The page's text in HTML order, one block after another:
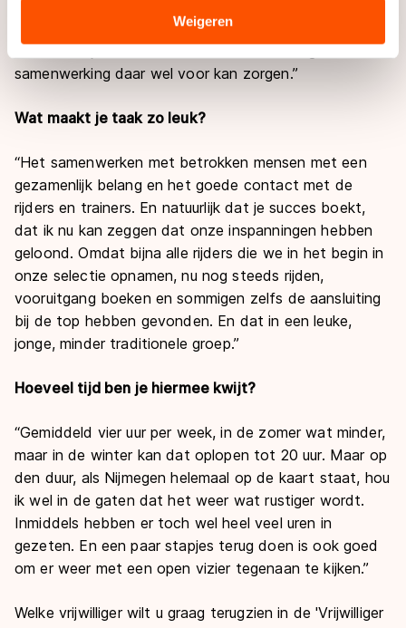
Sommige partners kunnen gegevens doorgeven aan
landen buiten de EU, zoals de VS, waar mogelijk geen
adequaat beschermingsniveau geldt volgens de GDPR.
Door op ‘Toestaan’ te klikken, stemt u in met deze
Weigeren
tussen sommige verenigingen heerst die op dezelfde
baan trainen, waar de schaatsers niet beter van
samenwerking daar wel voor kan zorgen.”
Wat maakt je taak zo leuk?
“Het samenwerken met betrokken mensen met een
gezamenlijk belang en het goede contact met de
rijders en trainers. En natuurlijk dat je succes boekt,
dat ik nu kan zeggen dat onze inspanningen hebben
geloond. Omdat bijna alle rijders die we in het begin in
onze selectie opnamen, nu nog steeds rijden,
vooruitgang boeken en sommigen zelfs de aansluiting
bij de top hebben gevonden. En dat in een leuke,
jonge, minder traditionele groep.”
Hoeveel tijd ben je hiermee kwijt?
“Gemiddeld vier uur per week, in de zomer wat minder,
maar in de winter kan dat oplopen tot 20 uur. Maar op
den duur, als Nijmegen helemaal op de kaart staat, hou
ik wel in de gaten dat het weer wat rustiger wordt.
Inmiddels hebben er toch wel heel veel uren in
gezeten. En een paar stapjes terug doen is ook goed
om er weer met een open vizier tegenaan te kijken.”
Welke vrijwilliger wilt u graag terugzien in de 'Vrijwilliger